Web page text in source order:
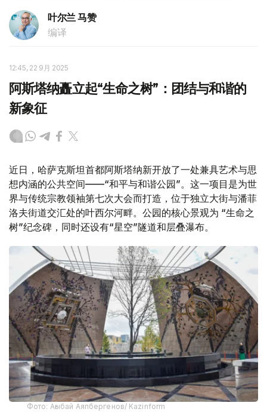
叶尔兰 马赞
编译
12:45, 22 9月 2025
阿斯塔纳矗立起“生命之树”：团结与和谐的
新象征
近日，哈萨克斯坦首都阿斯塔纳新开放了一处兼具艺术与思
想内涵的公共空间——“和平与和谐公园”。这一项目是为世
界与传统宗教领袖第七次大会而打造，位于独立大街与潘菲
洛夫街道交汇处的叶西尔河畔。公园的核心景观为 “生命之
树”纪念碑，同时还设有“星空”隧道和层叠瀑布。
Фото: Ағыбай Аяпбергенов/ Kazinform